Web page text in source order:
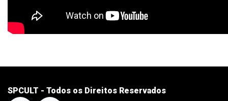
SPCULT - Todos os Direitos Reservados